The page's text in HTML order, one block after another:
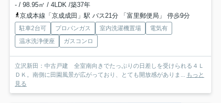
- / 98.95㎡ / 4LDK /築37年
京成本線「京成成田」駅 バス21分 「富里郵便局」 停歩9分
駐車2台可 プロパンガス 室内洗濯機置場
電気有
温水洗浄便座
ガスコンロ
立沢新田：中古戸建 全室南向きでたっぷりの日差しを受けられる４Ｌ
ＤＫ。南側に田園風景が広がっており、とても開放感がありま... もっと
見る